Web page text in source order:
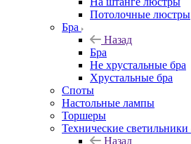
Потолочные люстры
Бра
Назад
Бра
Не хрустальные бра
Хрустальные бра
Споты
Настольные лампы
Торшеры
Технические светильники
Назад